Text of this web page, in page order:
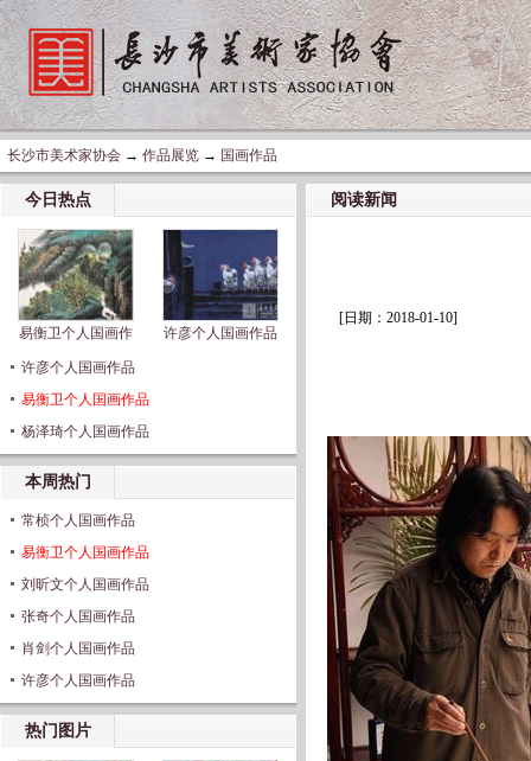
长沙市美术家协会 → 作品展览 → 国画作品
今日热点
易衡卫个人国画作 许彦个人国画作品
许彦个人国画作品
易衡卫个人国画作品
杨泽琦个人国画作品
本周热门
常桢个人国画作品
易衡卫个人国画作品
刘昕文个人国画作品
张奇个人国画作品
肖剑个人国画作品
许彦个人国画作品
热门图片
阅读新闻
[日期：2018-01-10]